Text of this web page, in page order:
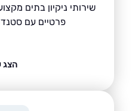
שירותי ניקיון בתים מקצועיים
פרטיים עם סטנדרט גבוה